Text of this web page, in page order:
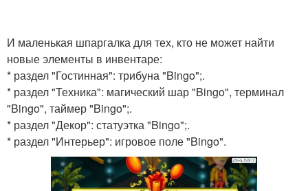
И маленькая шпаргалка для тех, кто не может найти
новые элементы в инвентаре:
* раздел "Гостинная": трибуна "Bingo";.
* раздел "Техника": магический шар "Bingo", терминал
"Bingo", таймер "Bingo";.
* раздел "Декор": статуэтка "Bingo";.
* раздел "Интерьер": игровое поле "Bingo".